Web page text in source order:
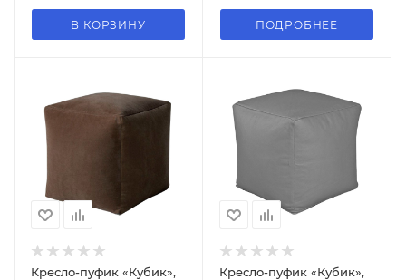
В КОРЗИНУ ПОДРОБНЕЕ
Кресло-пуфик «Кубик»,
Кресло-пуфик «Кубик»,